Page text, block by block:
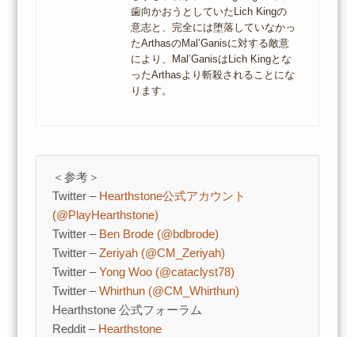
歯向かおうとしていたLich Kingの
意志と、完全には堕落していなかっ
たArthasのMal’Ganisに対する敵意
により、Mal’GanisはLich Kingとな
ったArthasより斬殺されることにな
ります。
＜参考＞
Twitter – Hearthstone公式アカウント
(@PlayHearthstone)
Twitter – Ben Brode (@bdbrode)
Twitter –Zeriyah (@CM_Zeriyah)
Twitter –Yong Woo (@cataclyst78)
Twitter –Whirthun (@CM_Whirthun)
Hearthstone 公式フォーラム
Reddit – Hearthstone